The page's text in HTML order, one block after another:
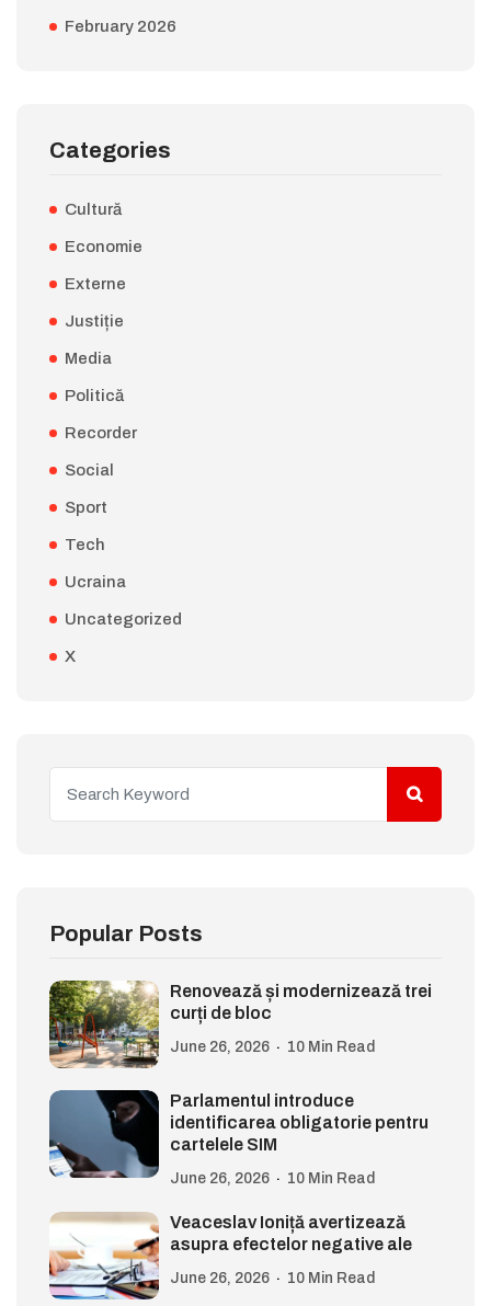
February 2026
Categories
Cultură
Economie
Externe
Justiție
Media
Politică
Recorder
Social
Sport
Tech
Ucraina
Uncategorized
X
Popular Posts
Renovează și modernizează trei
curți de bloc
June 26, 2026 10 Min Read
Parlamentul introduce
identificarea obligatorie pentru
cartelele SIM
June 26, 2026 10 Min Read
Veaceslav Ioniță avertizează
asupra efectelor negative ale
June 26, 2026 10 Min Read